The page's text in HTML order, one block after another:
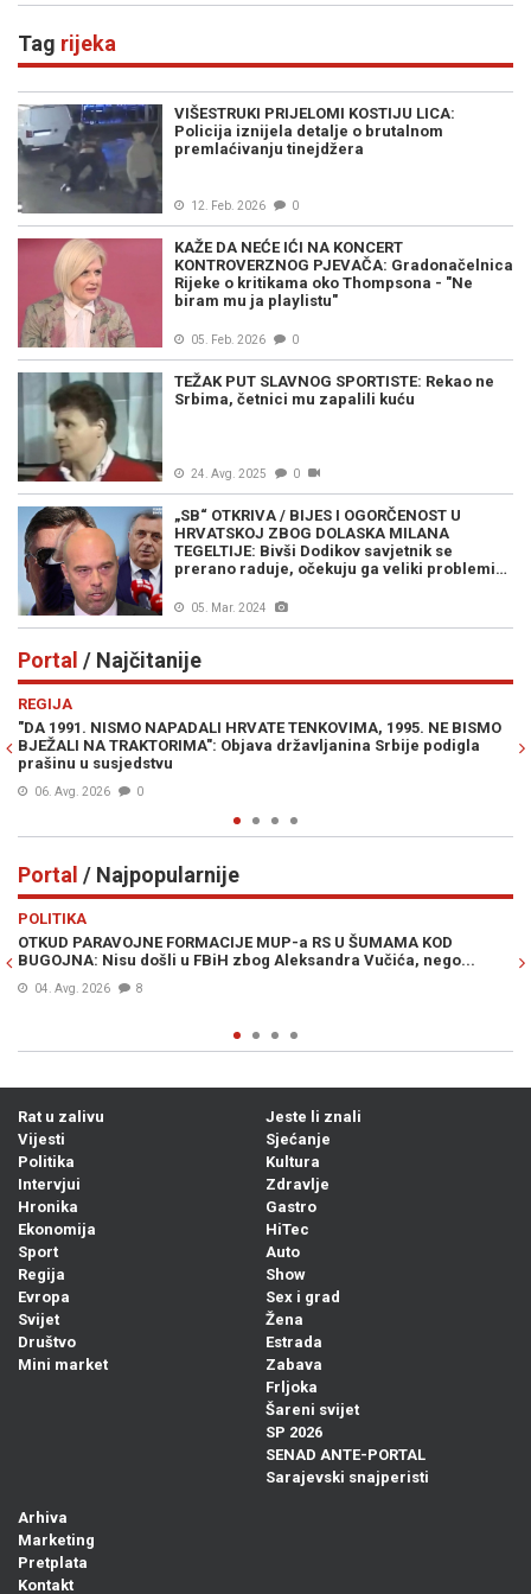
Tag rijeka
VIŠESTRUKI PRIJELOMI KOSTIJU LICA:
Policija iznijela detalje o brutalnom
premlaćivanju tinejdžera
12. Feb. 2026 0
KAŽE DA NEĆE IĆI NA KONCERT
KONTROVERZNOG PJEVAČA: Gradonačelnica
Rijeke o kritikama oko Thompsona - "Ne
biram mu ja playlistu"
05. Feb. 2026 0
TEŽAK PUT SLAVNOG SPORTISTE: Rekao ne
Srbima, četnici mu zapalili kuću
24. Avg. 2025 0
„SB“ OTKRIVA / BIJES I OGORČENOST U
HRVATSKOJ ZBOG DOLASKA MILANA
TEGELTIJE: Bivši Dodikov savjetnik se
prerano raduje, očekuju ga veliki problemi…
05. Mar. 2024
Portal / Najčitanije
REGIJA
"DA 1991. NISMO NAPADALI HRVATE TENKOVIMA, 1995. NE BISMO
BJEŽALI NA TRAKTORIMA": Objava državljanina Srbije podigla
prašinu u susjedstvu
06. Avg. 2026 0
Portal / Najpopularnije
POLITIKA
OTKUD PARAVOJNE FORMACIJE MUP-a RS U ŠUMAMA KOD
BUGOJNA: Nisu došli u FBiH zbog Aleksandra Vučića, nego...
04. Avg. 2026 8
Rat u zalivu
Vijesti
Politika
Intervjui
Hronika
Ekonomija
Sport
Regija
Evropa
Svijet
Društvo
Mini market
Jeste li znali
Sjećanje
Kultura
Zdravlje
Gastro
HiTec
Auto
Show
Sex i grad
Žena
Estrada
Zabava
Frljoka
Šareni svijet
SP 2026
SENAD ANTE-PORTAL
Sarajevski snajperisti
Arhiva
Marketing
Pretplata
Kontakt